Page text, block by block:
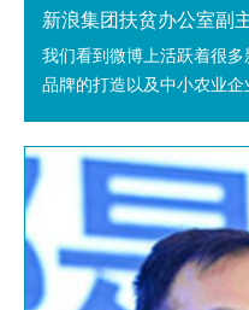
新浪集团扶贫办公室副
我们看到微博上活跃着很
品牌的打造以及中小农业企